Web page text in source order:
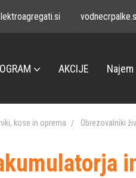
AKCIJE Najem
kose in oprema Obrezovalniki